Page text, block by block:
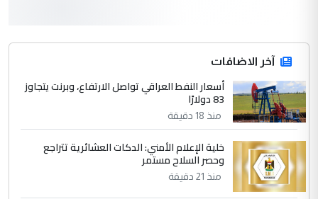
التعليق : قرار مستعجل جدا ولامصلحة فيه
للوزاره ولا للمواطن القرار الصائب يكون بعد
الاستماع للمدير ومغرفة ...
الموضوع :
وزير الصحة يعفي مدير مستشفى الكرخ
العام في بغداد
4 سردار
التعليق : واحد من عصابة علي ماما يسقط
جنسية الرافد الثالث للعراق ومن اصول عريقة
آخر الاضافات
أسعار النفط العراقي تواصل الارتفاع، وبرنت يتجاوز
83 دولارًا
منذ 18 دقيقة
خلية الإعلام الأمني: الدكات العشائرية تتراجع
وحصر السلاح مستمر
منذ 21 دقيقة